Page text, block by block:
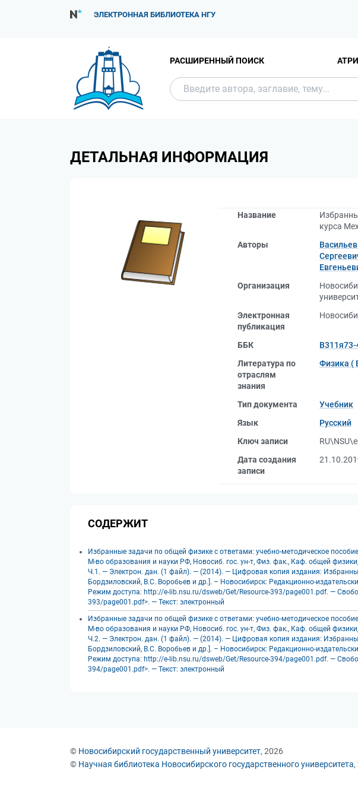
ЭЛЕКТРОННАЯ БИБЛИОТЕКА НГУ
РАСШИРЕННЫЙ ПОИСК
ДЕТАЛЬНАЯ ИНФОРМАЦИЯ
Название
курса
Авторы
Организация
Электронная
публикация
ББК
В311я73-
Литература по
отраслям
знания
Физика (
Тип документа
Учебник
Язык
Русский
Ключ записи
Дата создания
записи
СОДЕРЖИТ
Избранные задачи по общей физике с ответами: учебно-методическое
М-во образования и науки РФ, Новосиб. гос. ун-т, Физ. фак., Каф. общей
Ч.1. — Электрон. дан. (1 файл). — (2014). — Цифровая копия издания:
Бордзиловский, В.С. Воробьев и др.]. – Новосибирск: Редакционно-
Режим доступа: http://e-lib.nsu.ru/dsweb/Get/Resource-393/page001.pdf. —
393/page001.pdf>. — Текст: электронный
Избранные задачи по общей физике с ответами: учебно-методическое
М-во образования и науки РФ, Новосиб. гос. ун-т, Физ. фак., Каф. общей
Ч.2. — Электрон. дан. (1 файл). — (2014). — Цифровая копия издания:
Бордзиловский, В.С. Воробьев и др.]. – Новосибирск: Редакционно-
Режим доступа: http://e-lib.nsu.ru/dsweb/Get/Resource-394/page001.pdf. —
394/page001.pdf>. — Текст: электронный
© Новосибирский государственный университет, 2026
© Научная библиотека Новосибирского государственного университета